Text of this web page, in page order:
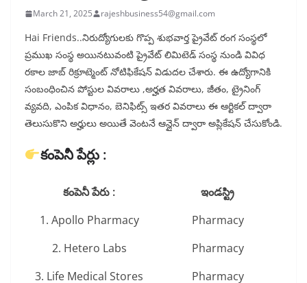
March 21, 2025 rajeshbusiness54@gmail.com
Hai Friends..నిరుద్యోగులకు గొప్ప శుభవార్త ప్రైవేట్ రంగ సంస్థలో
ప్రముఖ సంస్థ అయినటువంటి ప్రైవేట్ లిమిటెడ్ సంస్థ నుండి వివిధ
రకాల జాబ్ రిక్రూట్మెంట్ నోటిఫికేషన్ విడుదల చేశారు. ఈ ఉద్యోగానికి
సంబంధించిన పోస్టుల వివరాలు ,అర్హత వివరాలు, జీతం, ట్రైనింగ్
వ్యవది, ఎంపిక విధానం, బెనిఫిట్స్ ఇతర వివరాలు ఈ ఆర్టికల్ ద్వారా
తెలుసుకొని అర్హులు అయితే వెంటనే ఆన్లైన్ ద్వారా అప్లికేషన్ చేసుకోండి.
కంపెనీ పేర్లు :
కంపెనీ పేరు :
ఇండస్ట్రి
1. Apollo Pharmacy
Pharmacy
2. Hetero Labs
Pharmacy
3. Life Medical Stores
Pharmacy